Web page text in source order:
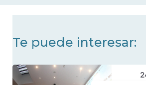
Te puede interesar: